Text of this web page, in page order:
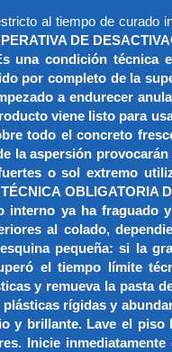
al tiempo de curado
DE
una condición técnica
por completo de la
a endurecer
viene listo para
todo el concreto
la aspersión
o sol extremo
OBLIGATORIA
ya ha fraguado
al colado,
pequeña: si la
el tiempo límite
y remueva la pasta
rígidas y
y brillante. Lave el piso
Inicie